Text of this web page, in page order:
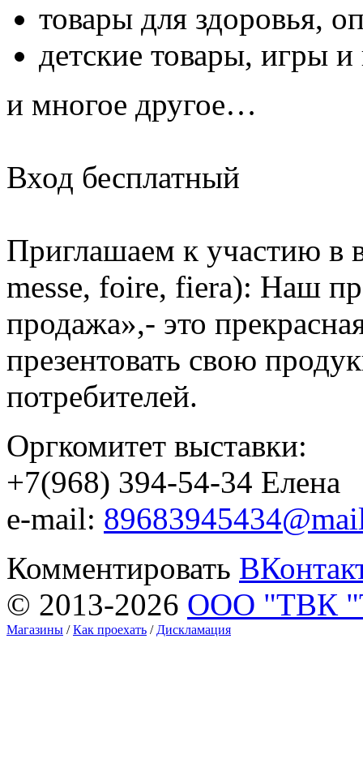
товары для здоровья,
детские товары, игры
и многое другое…
Вход бесплатный
Приглашаем к участию в
messe, foire, fiera): Наш
продажа»,- это
презентовать свою
потребителей.
Оргкомитет выставки:
+7(968) 394-54-34 Елена
e-mail:
Комментировать
© 2013-2026 ООО "ТВК
Магазины /Как проехать / Дискламация